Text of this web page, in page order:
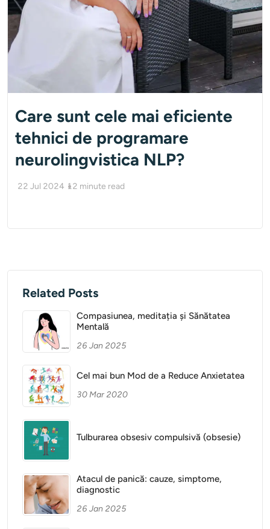
Care sunt cele mai eficiente
tehnici de programare
neurolingvistica NLP?
22 Jul 2024 12 minute read
Related Posts
Compasiunea, meditația și Sănătatea
Mentală
26 Jan 2025
Cel mai bun Mod de a Reduce Anxietatea
30 Mar 2020
Tulburarea obsesiv compulsivă (obsesie)
Atacul de panică: cauze, simptome,
diagnostic
26 Jan 2025